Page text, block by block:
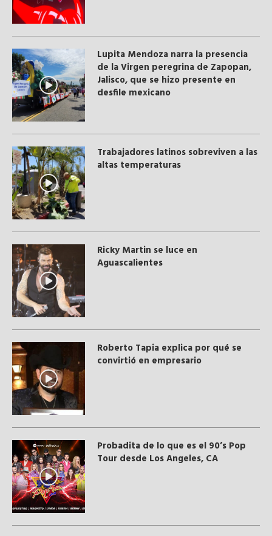
Lupita Mendoza narra la presencia
de la Virgen peregrina de Zapopan,
Jalisco, que se hizo presente en
desfile mexicano
Trabajadores latinos sobreviven a las
altas temperaturas
Ricky Martin se luce en
Aguascalientes
Roberto Tapia explica por qué se
convirtió en empresario
Probadita de lo que es el 90’s Pop
Tour desde Los Angeles, CA